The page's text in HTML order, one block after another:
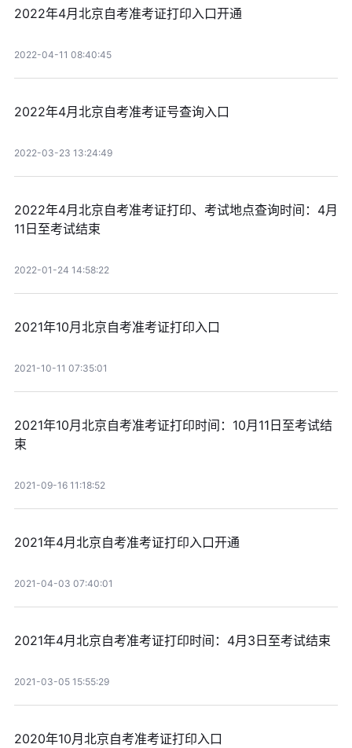
2022年4月北京自考准考证打印入口开通
2022-04-11 08:40:45
2022年4月北京自考准考证号查询入口
2022-03-23 13:24:49
2022年4月北京自考准考证打印、考试地点查询时间：4月
11日至考试结束
2022-01-24 14:58:22
2021年10月北京自考准考证打印入口
2021-10-11 07:35:01
2021年10月北京自考准考证打印时间：10月11日至考试结
束
2021-09-16 11:18:52
2021年4月北京自考准考证打印入口开通
2021-04-03 07:40:01
2021年4月北京自考准考证打印时间：4月3日至考试结束
2021-03-05 15:55:29
2020年10月北京自考准考证打印入口